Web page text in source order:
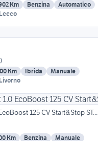
Km Benzina
Automatico
)
Km Ibrida
Manuale
125 CV Start&Stop ST...
Km Benzina
Manuale